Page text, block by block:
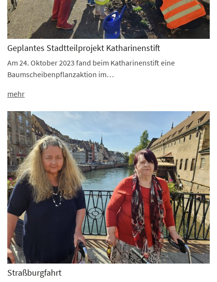
Geplantes Stadtteilprojekt Katharinenstift
Am 24. Oktober 2023 fand beim Katharinenstift eine
Baumscheibenpflanzaktion im…
mehr
Straßburgfahrt